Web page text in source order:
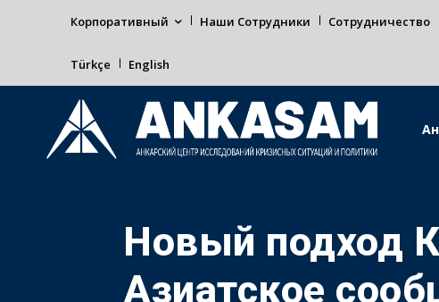
Корпоративный Наши Сотрудники Сотрудничество
Türkçe English
Новый подход
Азиатское